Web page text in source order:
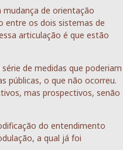
de orientação
entre os dois sistemas de
articulação é que estão
de medidas que poderiam
públicas, o que não ocorreu.
mas prospectivos, senão
do entendimento
a qual já foi